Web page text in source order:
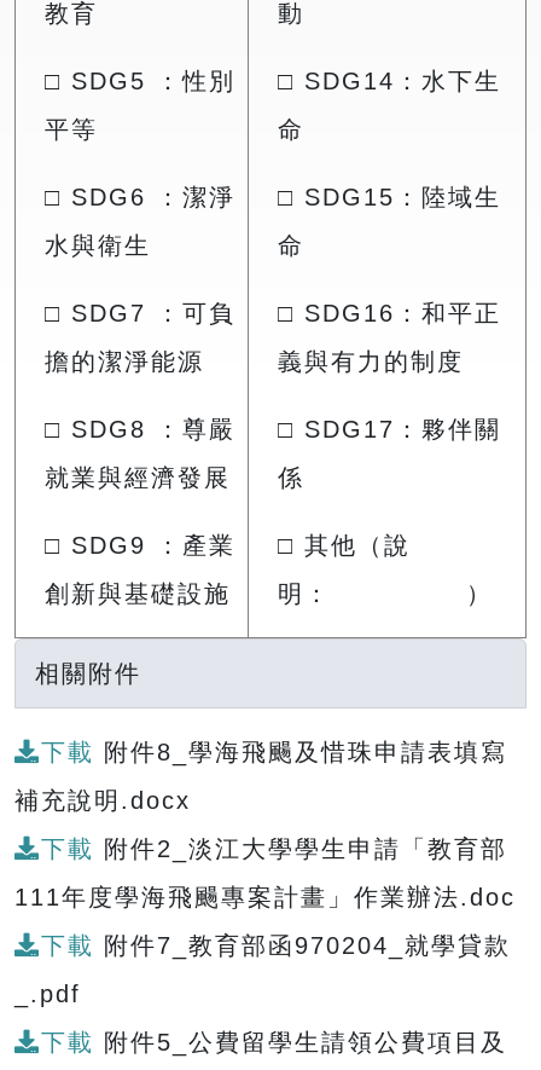
教育
□ SDG5 ：性別
平等
□ SDG6 ：潔淨
水與衛生
□ SDG7 ：可負
擔的潔淨能源
□ SDG8 ：尊嚴
就業與經濟發展
□ SDG9 ：產業
創新與基礎設施
動
□ SDG14：水下生
命
□ SDG15：陸域生
命
□ SDG16：和平正
義與有力的制度
□ SDG17：夥伴關
係
□ 其他（說
明： ）
相關附件
下載 附件8_學海飛颺及惜珠申請表填寫
補充說明.docx
下載 附件2_淡江大學學生申請「教育部
111年度學海飛颺專案計畫」作業辦法.doc
下載 附件7_教育部函970204_就學貸款
_.pdf
下載 附件5_公費留學生請領公費項目及